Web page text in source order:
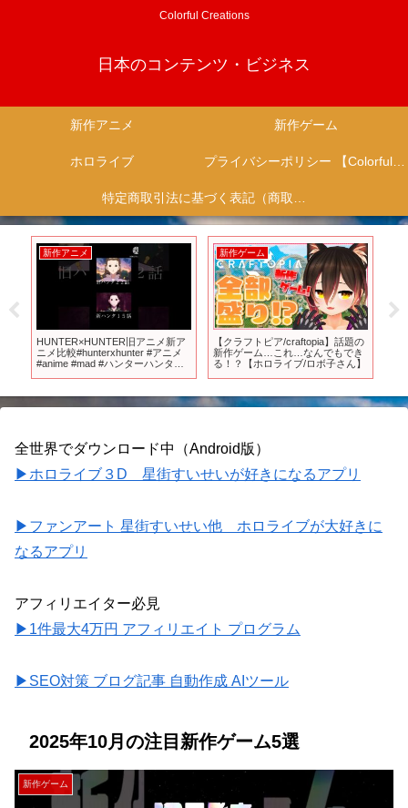
Colorful Creations
日本のコンテンツ・ビジネス
新作アニメ 新作ゲーム
ホロライブ プライバシーポリシー 【Colorful Creation】
特定商取引法に基づく表記（商取引に関する開示）
新作アニメ
HUNTER×HUNTER旧アニメ新ア
ニメ比較#hunterxhunter #アニメ
#anime #mad #ハンターハンター
新作ゲーム
【クラフトピア/craftopia】話題の
新作ゲーム…これ…なんでもでき
る！？【ホロライブ/ロボ子さん】
全世界でダウンロード中（Android版）
▶ホロライブ３D 星街すいせいが好きになるアプリ
▶ファンアート 星街すいせい他 ホロライブが大好きに
なるアプリ
アフィリエイター必見
▶1件最大4万円 アフィリエイト プログラム
▶SEO対策 ブログ記事 自動作成 AIツール
2025年10月の注目新作ゲーム5選
新作ゲーム